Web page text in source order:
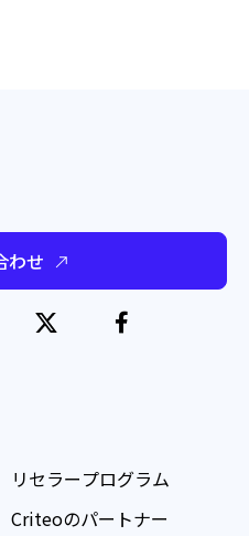
わせ
リセラープログラム
Criteoのパートナー